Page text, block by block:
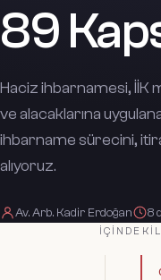
89
Haciz ihbarnamesi, İİK
ve alacaklarına
ihbarname sürecini,
alıyoruz.
Av. Arb. Kadir Erdoğan 8